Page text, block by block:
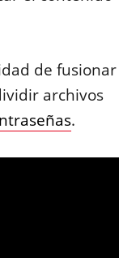
de fusionar
archivos
.